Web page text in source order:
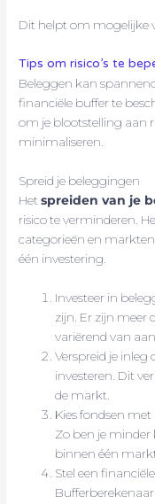
Dit helpt om mogelijke
Tips om risico’s te
Beleggen kan
financiële buffer te
om je blootstelling aan
minimaliseren.
Spreid je beleggingen
Hetspreiden van je
risico te verminderen.
categorieën en
één investering.
Investeer in
zijn. Er zijn meer
variërend van
Verspreid je inleg
investeren. Dit
de markt.
Kies fondsen met
Zo ben je
binnen één
Stel een